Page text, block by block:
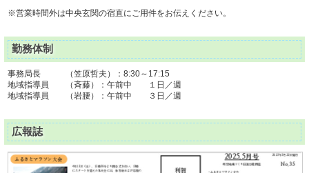
※営業時間外は中央玄関の宿直にご用件をお伝えください。
勤務体制
事務局長 （笠原哲夫）：8:30～17:15
地域指導員 （斉藤）：午前中 １日／週
地域指導員 （岩腰）：午前中 ３日／週
広報誌